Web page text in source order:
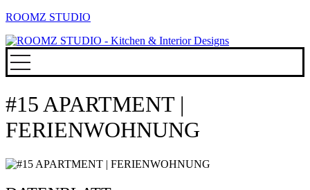
ROOMZ STUDIO
#15 APARTMENT |
FERIENWOHNUNG